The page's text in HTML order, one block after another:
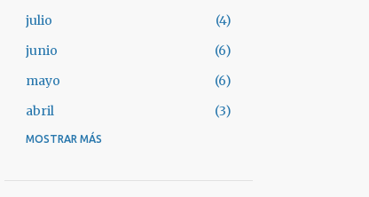
julio
4
junio
6
mayo
6
abril
3
marzo
MOSTRAR MÁS